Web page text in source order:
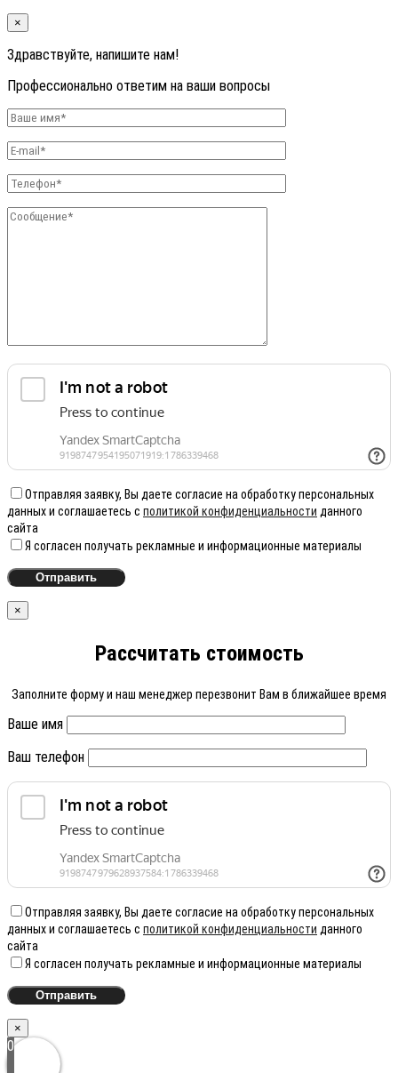
×
Здравствуйте, напишите нам!
Профессионально ответим на ваши вопросы
Отправляя заявку, Вы даете согласие на обработку персональных
данных и соглашаетесь с политикой конфиденциальности данного
сайта
Я согласен получать рекламные и информационные материалы
×
Рассчитать стоимость
Заполните форму и наш менеджер перезвонит Вам в ближайшее время
Ваше имя
Ваш телефон
Отправляя заявку, Вы даете согласие на обработку персональных
данных и соглашаетесь с политикой конфиденциальности данного
сайта
Я согласен получать рекламные и информационные материалы
×
0